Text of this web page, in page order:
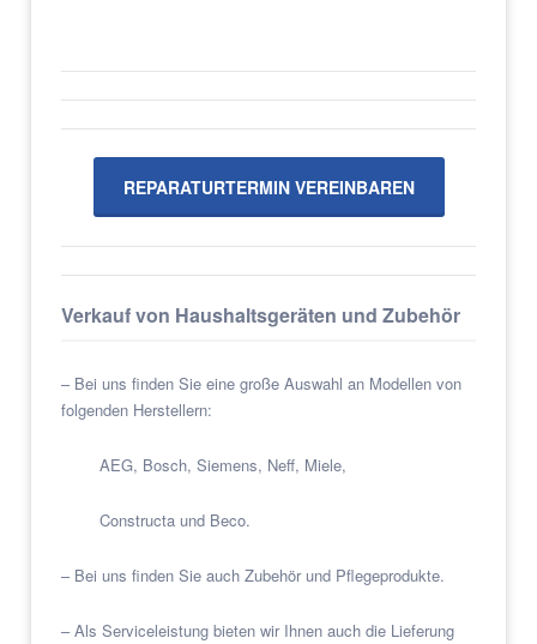
REPARATURTERMIN VEREINBAREN
Verkauf von Haushaltsgeräten und Zubehör
– Bei uns finden Sie eine große Auswahl an Modellen von
folgenden Herstellern:
AEG, Bosch, Siemens, Neff, Miele,
Constructa und Beco.
– Bei uns finden Sie auch Zubehör und Pflegeprodukte.
– Als Serviceleistung bieten wir Ihnen auch die Lieferung